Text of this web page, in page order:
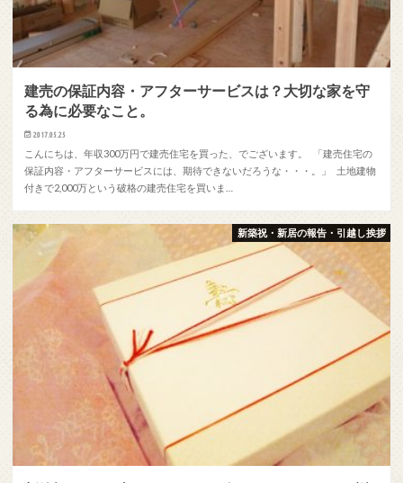
建売の保証内容・アフターサービスは？大切な家を守
る為に必要なこと。
2017.05.25
こんにちは、年収300万円で建売住宅を買った、でございます。 「建売住宅の
保証内容・アフターサービスには、期待できないだろうな・・・。」 土地建物
付きで2,000万という破格の建売住宅を買いま…
新築祝・新居の報告・引越し挨拶